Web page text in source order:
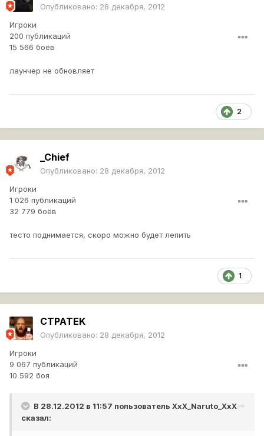
Опубликовано: 28 декабря, 2012
Игроки
200 публикаций
15 566 боёв
лаунчер не обновляет
2
_Chief
Опубликовано: 28 декабря, 2012
Игроки
1 026 публикаций
32 779 боёв
тесто поднимается, скоро можно будет лепить
1
CTPATEK
Опубликовано: 28 декабря, 2012
Игроки
9 067 публикаций
10 592 боя
В 28.12.2012 в 11:57 пользователь XxX_Naruto_XxX
сказал: